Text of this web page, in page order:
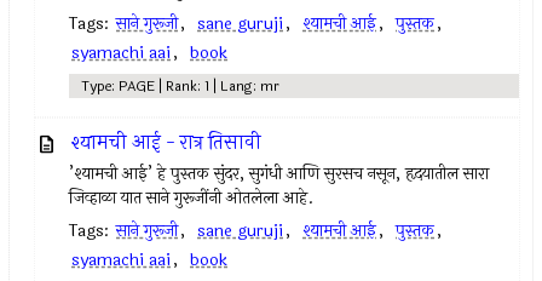
Tags: साने गुरूजी, sane guruji, श्यामची आई, पुस्तक,
syamachi aai, book
Type: PAGE | Rank: 1 | Lang: mr
श्यामची आई - रात्र तिसावी
’श्यामची आई’ हे पुस्तक सुंदर, सुगंधी आणि सुरसच नसून, हृदयातील सारा
जिव्हाळा यात साने गुरूजींनी ओतलेला आहे.
Tags: साने गुरूजी, sane guruji, श्यामची आई, पुस्तक,
syamachi aai, book